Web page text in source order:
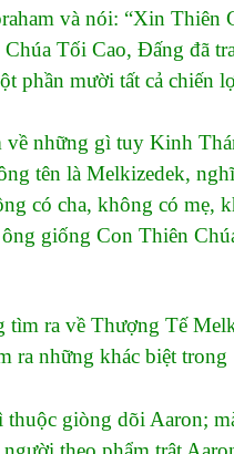
và nói: “Xin Thiên
Tối Cao, Đấng đã
phần mười tất cả chiến
những gì tuy Kinh
tên là Melkizedek,
có cha, không có mẹ,
giống Con Thiên
ra về Thượng Tế
ra những khác biệt trong
giòng dõi Aaron;